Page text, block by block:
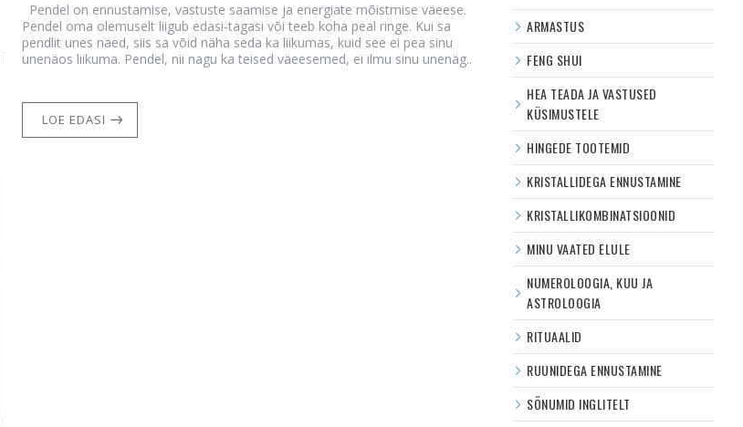
Pendel on ennustamise, vastuste saamise ja energiate mõistmise väeese.
Pendel oma olemuselt liigub edasi-tagasi või teeb koha peal ringe. Kui sa
pendlit unes näed, siis sa võid näha seda ka liikumas, kuid see ei pea sinu
unenäos liikuma. Pendel, nii nagu ka teised väeesemed, ei ilmu sinu unenäg..
LOE EDASI
ARMASTUS
FENG SHUI
HEA TEADA JA VASTUSED
KÜSIMUSTELE
HINGEDE TOOTEMID
KRISTALLIDEGA ENNUSTAMINE
KRISTALLIKOMBINATSIOONID
MINU VAATED ELULE
NUMEROLOOGIA, KUU JA
ASTROLOOGIA
RITUAALID
RUUNIDEGA ENNUSTAMINE
SÕNUMID INGLITELT